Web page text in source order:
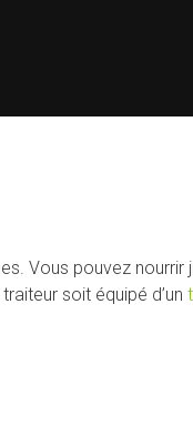
Vous pouvez nourrir
soit équipé d’un